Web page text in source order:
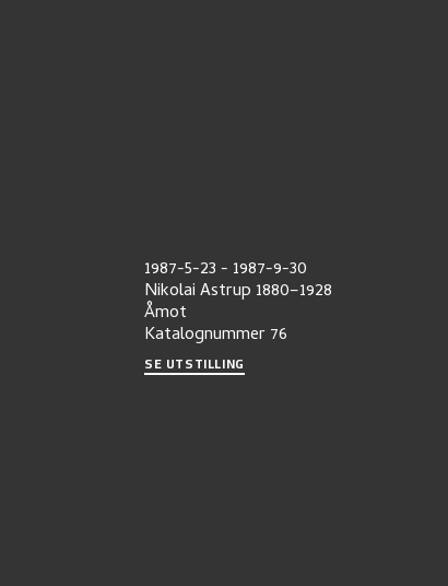
1987-5-23- 1987-9-30
Nikolai Astrup 1880–1928
Åmot
Katalognummer76
SE UTSTILLING